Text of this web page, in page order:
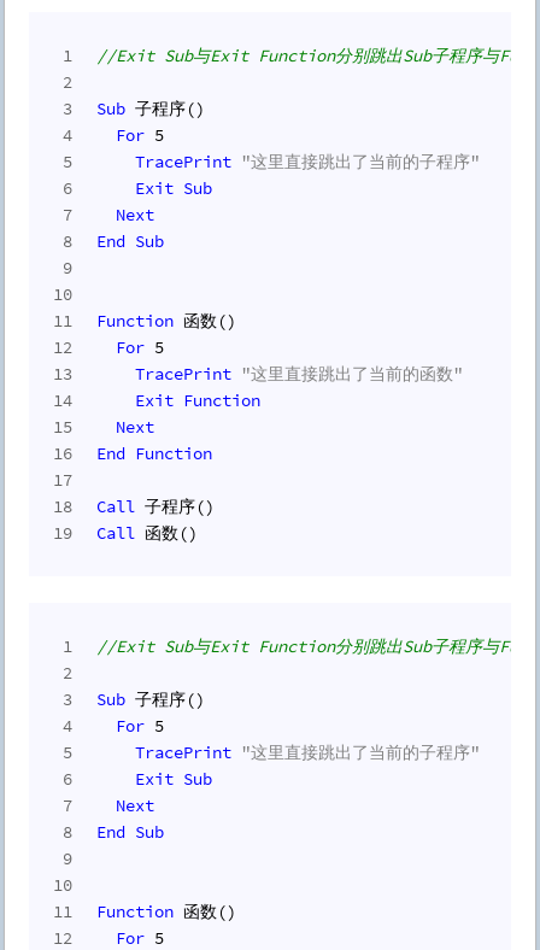
1
2
3
4
5
6
7
8
9
10
11
12
13
14
15
16
17
18
19
//Exit Sub与Exit Function分别跳出Sub子程序与
Sub 子程序()
For 5
TracePrint "这里直接跳出了当前的子程序"
Exit Sub
Next
End Sub
Function 函数()
For 5
TracePrint "这里直接跳出了当前的函数"
Exit Function
Next
End Function
Call 子程序()
Call 函数()
1
2
3
4
5
6
7
8
9
10
11
12
//Exit Sub与Exit Function分别跳出Sub子程序与
Sub 子程序()
For 5
TracePrint "这里直接跳出了当前的子程序"
Exit Sub
Next
End Sub
Function 函数()
For 5